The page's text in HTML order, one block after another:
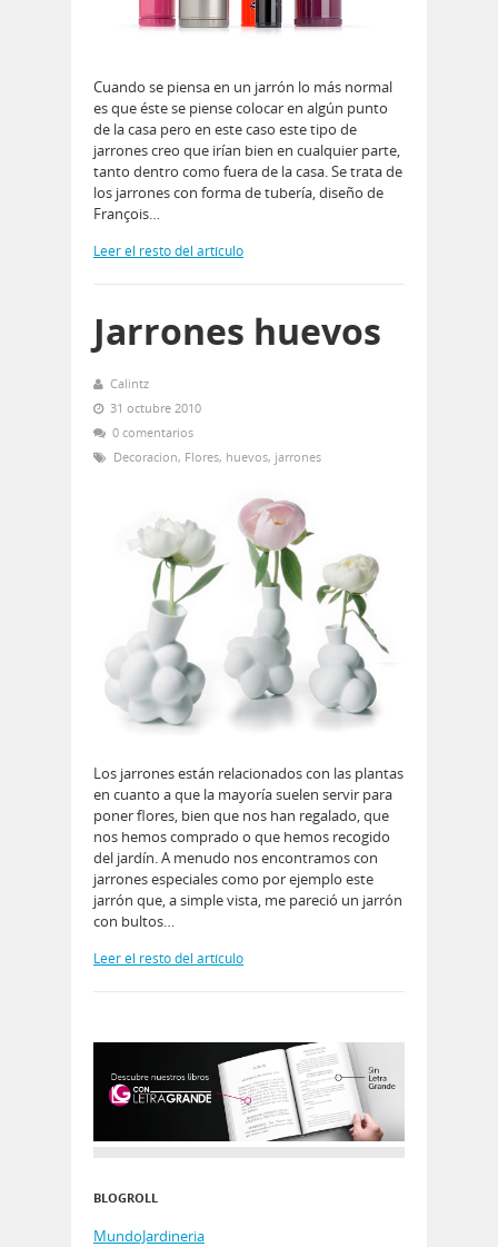
Cuando se piensa en un jarrón lo más normal
es que éste se piense colocar en algún punto
de la casa pero en este caso este tipo de
jarrones creo que irían bien en cualquier parte,
tanto dentro como fuera de la casa. Se trata de
los jarrones con forma de tubería, diseño de
François…
Leer el resto del artículo
Jarrones huevos
Calintz
31 octubre 2010
0 comentarios
Decoracion, Flores, huevos, jarrones
Los jarrones están relacionados con las plantas
en cuanto a que la mayoría suelen servir para
poner flores, bien que nos han regalado, que
nos hemos comprado o que hemos recogido
del jardín. A menudo nos encontramos con
jarrones especiales como por ejemplo este
jarrón que, a simple vista, me pareció un jarrón
con bultos…
Leer el resto del artículo
BLOGROLL
MundoJardineria